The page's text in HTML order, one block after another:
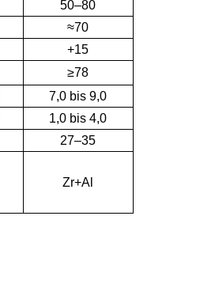
50–80
≈70
+15
≥78
7,0 bis 9,0
1,0 bis 4,0
27–35
Zr+Al